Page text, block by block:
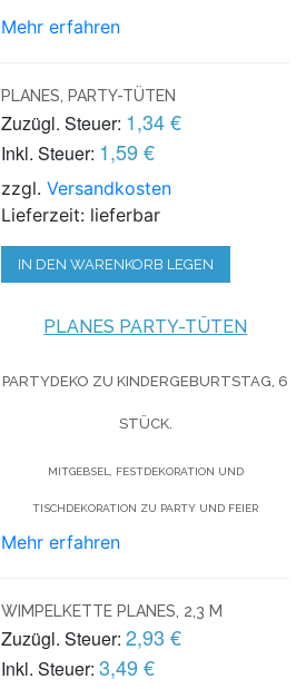
Mehr erfahren
PLANES, PARTY-TÜTEN
Zuzügl. Steuer: 1,34 €
Inkl. Steuer: 1,59 €
zzgl.Versandkosten
Lieferzeit: lieferbar
IN DEN WARENKORB LEGEN
PLANES PARTY-TÜTEN
PARTYDEKO ZU KINDERGEBURTSTAG, 6
STÜCK.
MITGEBSEL, FESTDEKORATION UND
TISCHDEKORATION ZU PARTY UND FEIER
Mehr erfahren
WIMPELKETTE PLANES, 2,3 M
Zuzügl. Steuer: 2,93 €
Inkl. Steuer: 3,49 €